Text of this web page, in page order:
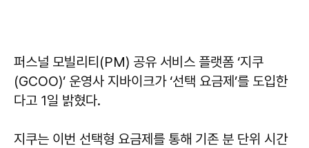
퍼스널 모빌리티(PM) 공유 서비스 플랫폼 ‘지쿠
(GCOO)’ 운영사 지바이크가 ‘선택 요금제’를 도입한
다고 1일 밝혔다.
지쿠는 이번 선택형 요금제를 통해 기존 분 단위 시간